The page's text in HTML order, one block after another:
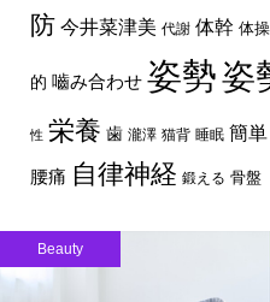
防 今井菜津美 代謝 体幹 体操
的 嚙み合わせ 姿勢姿
性 栄養 歯 瀧澤 猫背 睡眠 簡単
腰痛 自律神経 鍛える 骨盤
Beauty